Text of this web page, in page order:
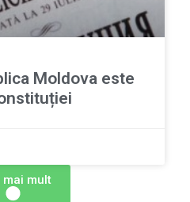
Moldova este
mult